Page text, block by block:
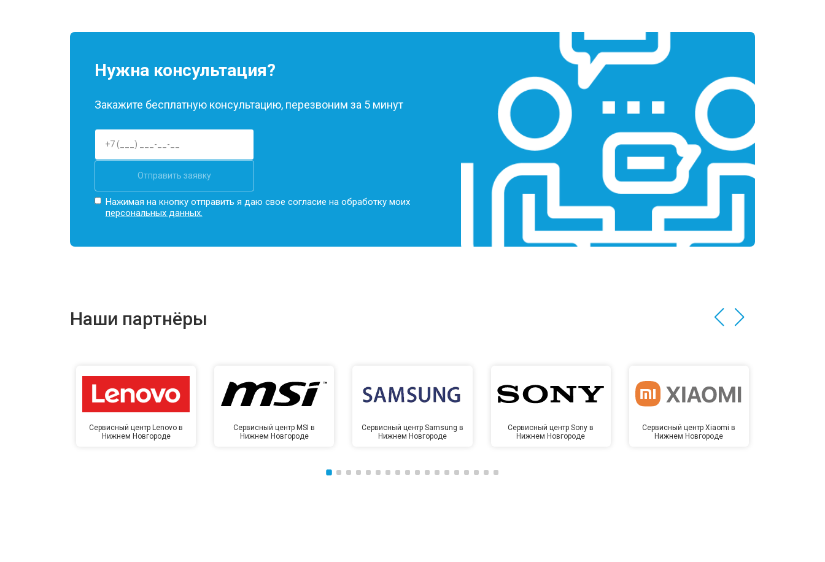
Нужна консультация?
Закажите бесплатную консультацию, перезвоним за 5 минут
Отправить заявку
Нажимая на кнопку отправить я даю свое согласие на обработку моих
персональных данных.
Наши партнёры
Сервисный центр Lenovo в
Нижнем Новгороде
Сервисный центр MSI в
Нижнем Новгороде
Сервисный центр Samsung в
Нижнем Новгороде
Сервисный центр Sony в
Нижнем Новгороде
Сервисный центр Xiaomi в
Нижнем Новгороде